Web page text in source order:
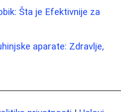
Šta je Efektivnije za
aparate: Zdravlje,